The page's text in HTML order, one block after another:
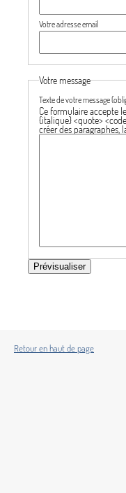
Votre adresse email
Votre message
Texte de votre message
Ce formulaire accepte
{italique} <quote>
créer des paragraphes,
Retour en haut de page